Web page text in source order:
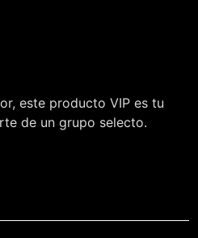
este producto VIP es tu
de un grupo selecto.